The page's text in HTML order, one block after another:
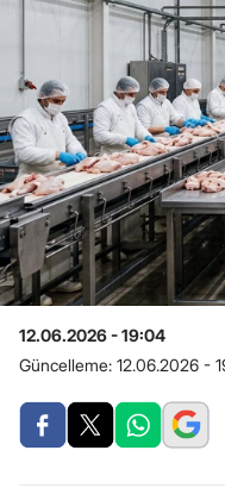
12.06.2026 - 19:04
Güncelleme: 12.06.2026 -